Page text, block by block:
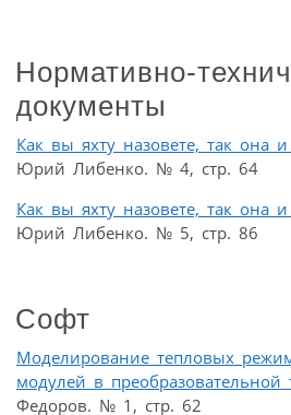
Нормативно-
документы
Как вы яхту назовете, так она
Юрий Либенко. № 4, стр. 64
Как вы яхту назовете, так она
Юрий Либенко. № 5, стр. 86
Софт
Моделирование тепловых
модулей в преобразовательной
Федоров. № 1, стр. 62